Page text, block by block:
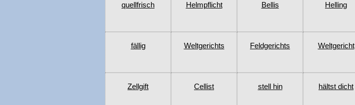
quellfrisch Helmpflicht Bellis Helling
fällig Weltgerichts Feldgerichts Weltgericht
Zellgift Cellist stell hin hältst dicht